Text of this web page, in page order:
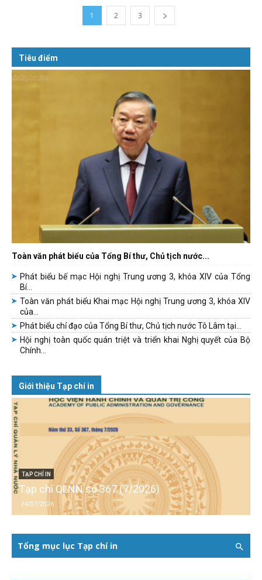
1 2 3
Tiêu điểm
Toàn văn phát biểu của Tổng Bí thư, Chủ tịch nước...
Phát biểu bế mạc Hội nghị Trung ương 3, khóa XIV của Tổng
Bí...
Toàn văn phát biểu Khai mạc Hội nghị Trung ương 3, khóa XIV
của...
Phát biểu chỉ đạo của Tổng Bí thư, Chủ tịch nước Tô Lâm tại...
Hội nghị toàn quốc quán triệt và triển khai Nghị quyết của Bộ
Chính...
Giới thiệu Tạp chí in
TẠP CHÍ IN
Tạp chí QLNN số 367 (7/2026)
24/07/2026
Tổng mục lục Tạp chí in